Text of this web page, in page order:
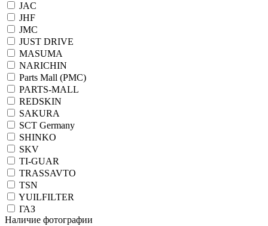
JAC
JHF
JMC
JUST DRIVE
MASUMA
NARICHIN
Parts Mall (PMC)
PARTS-MALL
REDSKIN
SAKURA
SCT Germany
SHINKO
SKV
TI-GUAR
TRASSAVTO
TSN
YUILFILTER
ГАЗ
Наличие фотографии